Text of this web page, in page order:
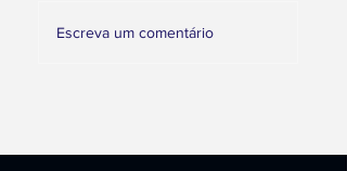
Escreva um comentário